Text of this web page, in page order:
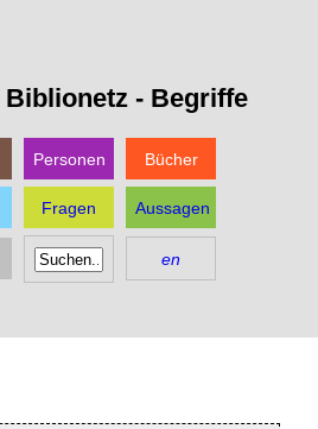
Biblionetz - Begriffe
Personen Bücher
Fragen Aussagen
en